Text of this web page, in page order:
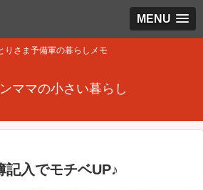
MENU
りさま予備軍の暮らしメモ
ママの小さい暮らし
記入でモチベUP♪